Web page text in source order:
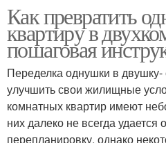
Как превратить
квартиру в
пошаговая
Переделка однушки в двушку-
улучшить свои жилищные
комнатных квартир имеют
них далеко не всегда удается
перепланировку, однако